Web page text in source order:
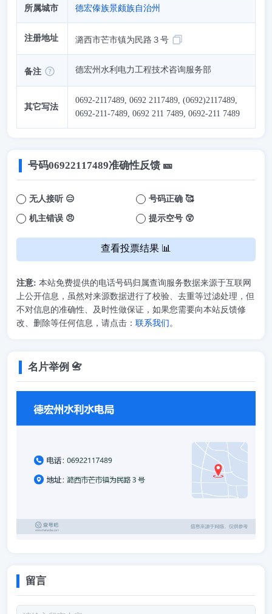
所属城市 德宏傣族景颇族自治州
注册地址 潞西市芒市镇为民路３号
备注 德宏州水利电力工程技术咨询服务部
其它写法
0692-2117489, 0692 2117489, (0692)2117489,
0692-211-7489, 0692 211 7489, 0692-211 7489
号码06922117489准确性反馈 🎫
无人接听 😑 号码正确 🥰
机主错误 😠 提示空号 😲
查看投票结果 📊
注意: 本站免费提供的电话号码归属查询服务数据来源于互联网
上公开信息，虽然对来源数据进行了校验、去重等过滤处理，但
不对信息的准确性、及时性做保证，如果您需要向本站反馈修
改、删除等任何信息，请点击： 联系我们 。
名片举例 📇
留言